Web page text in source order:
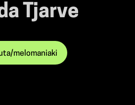
Tjarve
melomaniaki